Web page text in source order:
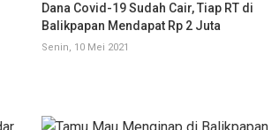
Dana Covid-19 Sudah Cair, Tiap RT di
Balikpapan Mendapat Rp 2 Juta
Senin, 10 Mei 2021